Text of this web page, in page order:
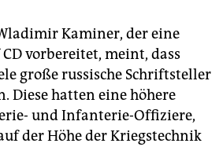
Kaminer, der eine
vorbereitet, meint, dass
große russische Schriftsteller
Diese hatten eine höhere
und Infanterie-Offiziere,
der Höhe der Kriegstechnik